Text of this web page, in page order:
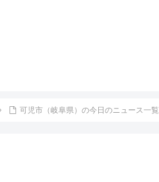
可児市（岐阜県）の今日のニュース一覧